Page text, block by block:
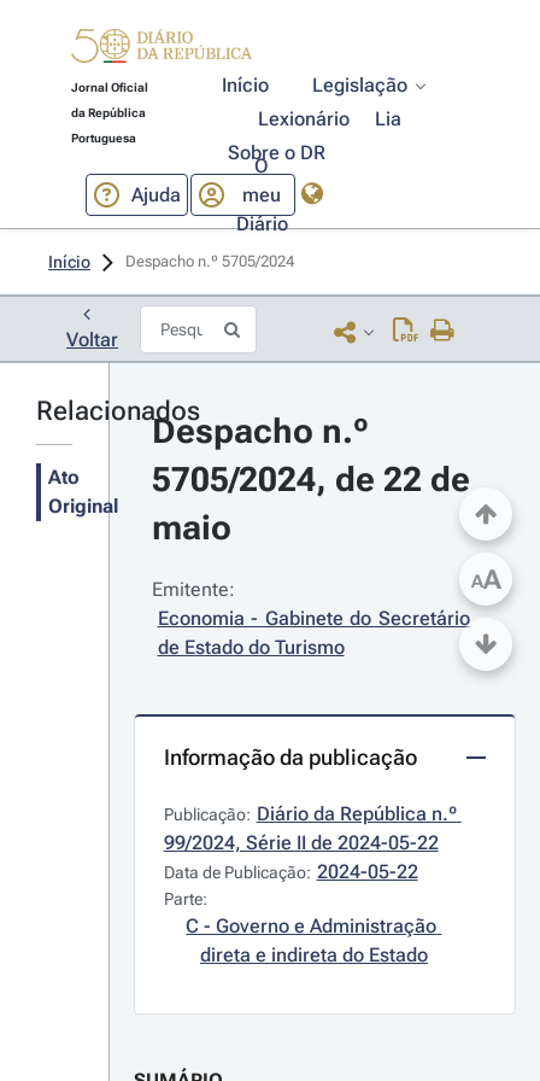
Jornal Oficial
da República
Portuguesa
Início
Legislação
Lexionário
Lia
Sobre o DR
Ajuda
O
meu
Diário
Início Despacho n.º 5705/2024
Voltar
Relacionados
Ato
Original
Despacho n.º
5705/2024, de 22 de
maio
Emitente:
Economia - Gabinete do Secretário
de Estado do Turismo
Informação da publicação
Publicação: Diário da República n.º
99/2024, Série II de 2024-05-22
Data de Publicação: 2024-05-22
Parte:
C - Governo e Administração
direta e indireta do Estado
AA